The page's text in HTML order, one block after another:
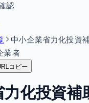
認
中小企業省力化投資
業者
コピー
化投資